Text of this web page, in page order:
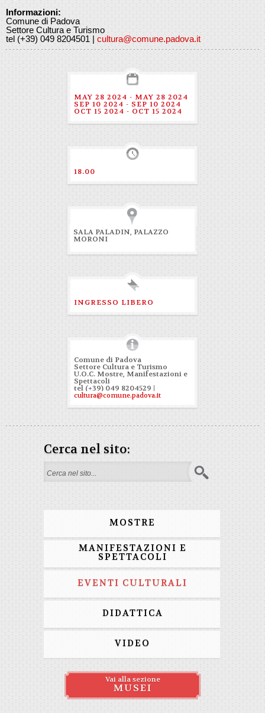
Informazioni:
Comune di Padova
Settore Cultura e Turismo
tel (+39) 049 8204501 | cultura@comune.padova.it
MAY 28 2024 - MAY 28 2024
SEP 10 2024 - SEP 10 2024
OCT 15 2024 - OCT 15 2024
18.00
SALA PALADIN, PALAZZO
MORONI
INGRESSO LIBERO
Comune di Padova
Settore Cultura e Turismo
U.O.C. Mostre, Manifestazioni e
Spettacoli
tel (+39) 049 8204529 |
cultura@comune.padova.it
Cerca nel sito:
Search form
MOSTRE
MANIFESTAZIONI E
SPETTACOLI
EVENTI CULTURALI
DIDATTICA
VIDEO
Vai alla sezione
MUSEI